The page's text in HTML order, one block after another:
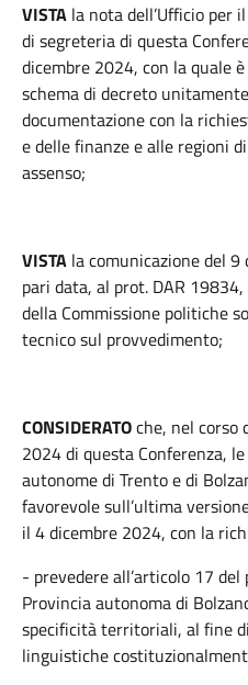
VISTA la nota dell’Ufficio per
di segreteria di questa
dicembre 2024, con la quale
schema di decreto
documentazione con la
e delle finanze e alle regioni
assenso;
VISTA la comunicazione del
pari data, al prot. DAR
della Commissione politiche
tecnico sul provvedimento;
CONSIDERATOche, nel corso
2024 di questa Conferenza,
autonome di Trento e di
favorevole sull’ultima
il 4 dicembre 2024, con la
- prevedere all’articolo 17
Provincia autonoma di
specificità territoriali, al fine
linguistiche